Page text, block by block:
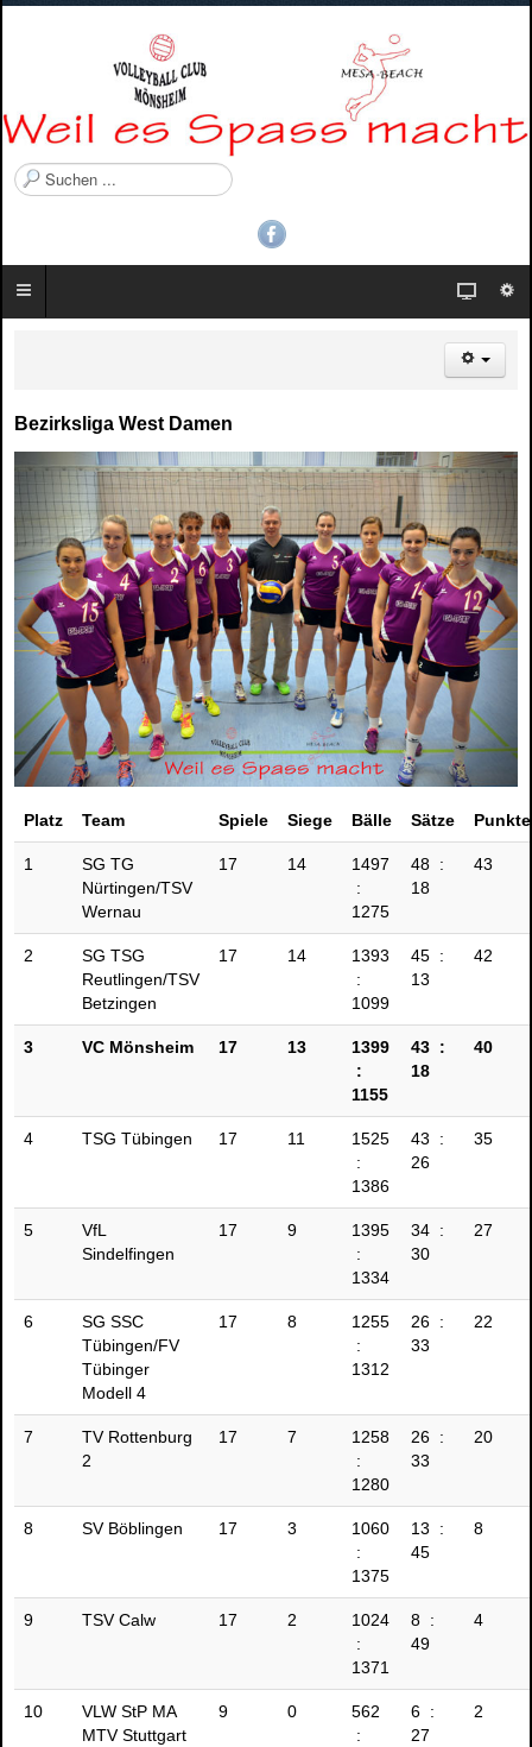
S
u
e
n
.
Bezirksliga West Damen
Platz Team Spiele Siege Bälle Sätze Punkte
1
SG TG
Nürtingen/TSV
Wernau
17 14
1497
:
1275
48 :
18
43
2
SG TSG
Reutlingen/TSV
Betzingen
17 14
1393
:
1099
45 :
13
42
3 VC Mönsheim 17 13
1399
:
1155
43 :
18
40
4 TSG Tübingen 17 11
1525
:
1386
43 :
26
35
5
VfL
Sindelfingen
17 9
1395
:
1334
34 :
30
27
6
SG SSC
Tübingen/FV
Tübinger
Modell 4
17 8
1255
:
1312
26 :
33
22
7
TV Rottenburg
2
17 7
1258
:
1280
26 :
33
20
8 SV Böblingen 17 3
1060
:
1375
13 :
45
8
9 TSV Calw 17 2
1024
:
1371
8 :
49
4
10
VLW StP MA
MTV Stuttgart
9 0
562
:
6 :
27
2